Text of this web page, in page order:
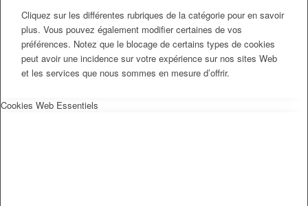
Cliquez sur les différentes rubriques de la catégorie pour en savoir
plus. Vous pouvez également modifier certaines de vos
préférences. Notez que le blocage de certains types de cookies
peut avoir une incidence sur votre expérience sur nos sites Web
et les services que nous sommes en mesure d’offrir.
Cookies Web Essentiels